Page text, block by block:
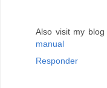
Also visit my blog
manual
Responder